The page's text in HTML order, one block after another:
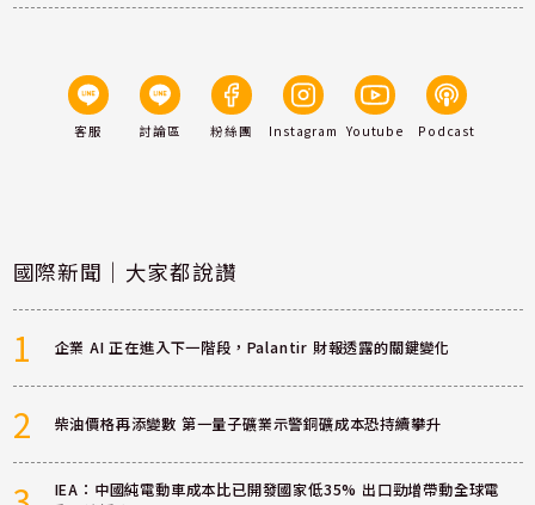
客服 討論區 粉絲團 Instagram Youtube Podcast
國際新聞｜大家都說讚
1 企業 AI 正在進入下一階段，Palantir 財報透露的關鍵變化
2 柴油價格再添變數 第一量子礦業示警銅礦成本恐持續攀升
IEA：中國純電動車成本比已開發國家低35% 出口勁增帶動全球電